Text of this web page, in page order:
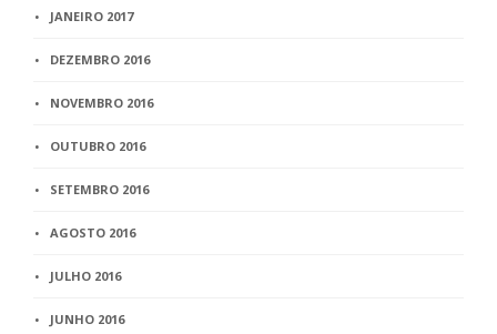
JANEIRO 2017
DEZEMBRO 2016
NOVEMBRO 2016
OUTUBRO 2016
SETEMBRO 2016
AGOSTO 2016
JULHO 2016
JUNHO 2016